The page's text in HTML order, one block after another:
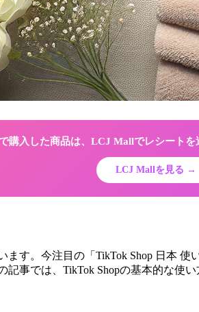
購入した商品は、LCJ Mallでレシート
LCJ Mallを見る →
す。今注目の「TikTok Shop 日本
事では、TikTok Shopの基本的な使